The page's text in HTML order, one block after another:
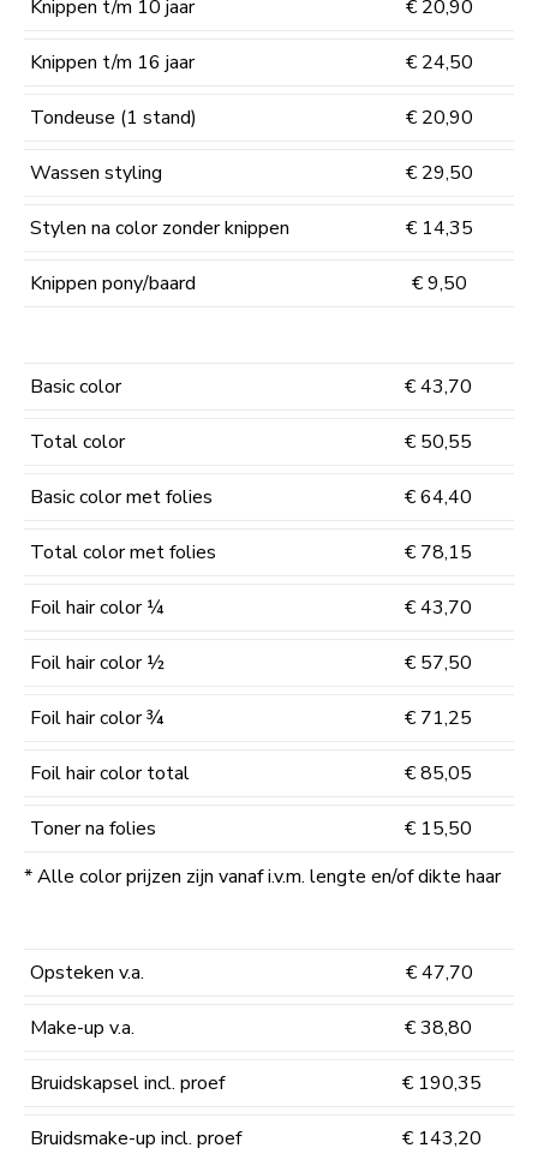
Knippen t/m 10 jaar € 20,90
Knippen t/m 16 jaar € 24,50
Tondeuse (1 stand) € 20,90
Wassen styling € 29,50
Stylen na color zonder knippen € 14,35
Knippen pony/baard € 9,50
Basic color € 43,70
Total color € 50,55
Basic color met folies € 64,40
Total color met folies € 78,15
Foil hair color ¼ € 43,70
Foil hair color ½ € 57,50
Foil hair color ¾ € 71,25
Foil hair color total € 85,05
Toner na folies
€ 15,50
* Alle color prijzen zijn vanaf i.v.m. lengte en/of dikte haar
Opsteken v.a. € 47,70
Make-up v.a. € 38,80
Bruidskapsel incl. proef € 190,35
Bruidsmake-up incl. proef € 143,20